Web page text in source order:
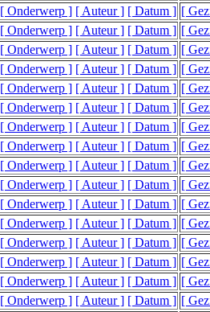
[ Onderwerp ] [ Auteur ] [ Datum ] [
[ Onderwerp ] [ Auteur ] [ Datum ] [
[ Onderwerp ] [ Auteur ] [ Datum ] [
[ Onderwerp ] [ Auteur ] [ Datum ] [
[ Onderwerp ] [ Auteur ] [ Datum ] [
[ Onderwerp ] [ Auteur ] [ Datum ] [
[ Onderwerp ] [ Auteur ] [ Datum ] [
[ Onderwerp ] [ Auteur ] [ Datum ] [
[ Onderwerp ] [ Auteur ] [ Datum ] [
[ Onderwerp ] [ Auteur ] [ Datum ] [
[ Onderwerp ] [ Auteur ] [ Datum ] [
[ Onderwerp ] [ Auteur ] [ Datum ] [
[ Onderwerp ] [ Auteur ] [ Datum ] [
[ Onderwerp ] [ Auteur ] [ Datum ] [
[ Onderwerp ] [ Auteur ] [ Datum ] [
[ Onderwerp ] [ Auteur ] [ Datum ] [